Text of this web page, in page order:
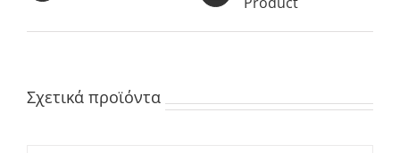
Σχετικά προϊόντα